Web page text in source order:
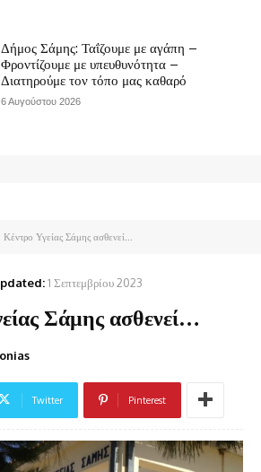
Δήμος Σάμης: Ταΐζουμε με αγάπη –
Φροντίζουμε με υπευθυνότητα –
Διατηρούμε τον τόπο μας καθαρό
6 Αυγούστου 2026